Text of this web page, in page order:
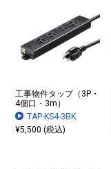
工事物件タップ（3P・
4個口・3m）
TAP-KS4-3BK
¥5,500 (税込)